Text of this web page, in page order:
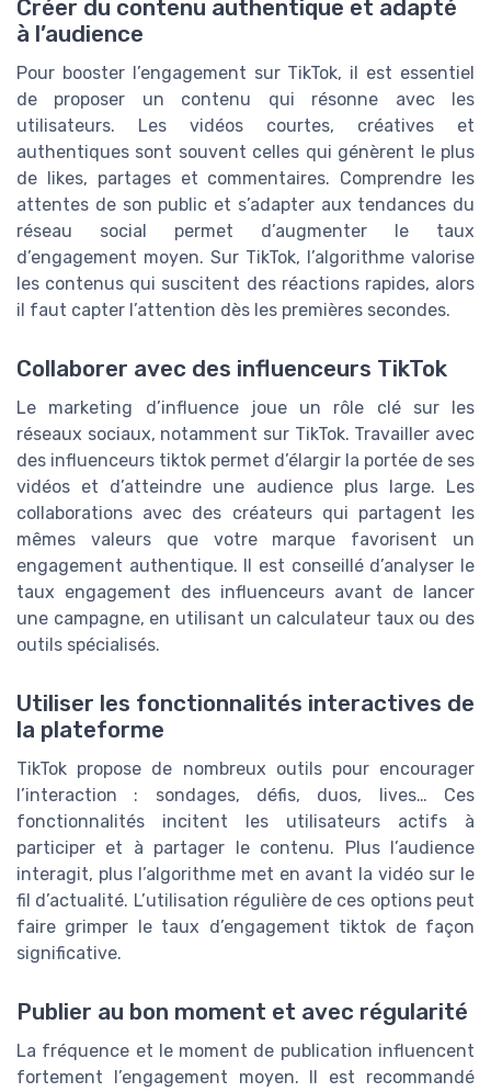
Créer du contenu authentique et adapté
à l’audience
Pour booster l’engagement sur TikTok, il est essentiel
de proposer un contenu qui résonne avec les
utilisateurs. Les vidéos courtes, créatives et
authentiques sont souvent celles qui génèrent le plus
de likes, partages et commentaires. Comprendre les
attentes de son public et s’adapter aux tendances du
réseau social permet d’augmenter le taux
d’engagement moyen. Sur TikTok, l’algorithme valorise
les contenus qui suscitent des réactions rapides, alors
il faut capter l’attention dès les premières secondes.
Collaborer avec des influenceurs TikTok
Le marketing d’influence joue un rôle clé sur les
réseaux sociaux, notamment sur TikTok. Travailler avec
des influenceurs tiktok permet d’élargir la portée de ses
vidéos et d’atteindre une audience plus large. Les
collaborations avec des créateurs qui partagent les
mêmes valeurs que votre marque favorisent un
engagement authentique. Il est conseillé d’analyser le
taux engagement des influenceurs avant de lancer
une campagne, en utilisant un calculateur taux ou des
outils spécialisés.
Utiliser les fonctionnalités interactives de
la plateforme
TikTok propose de nombreux outils pour encourager
l’interaction : sondages, défis, duos, lives… Ces
fonctionnalités incitent les utilisateurs actifs à
participer et à partager le contenu. Plus l’audience
interagit, plus l’algorithme met en avant la vidéo sur le
fil d’actualité. L’utilisation régulière de ces options peut
faire grimper le taux d’engagement tiktok de façon
significative.
Publier au bon moment et avec régularité
La fréquence et le moment de publication influencent
fortement l’engagement moyen. Il est recommandé